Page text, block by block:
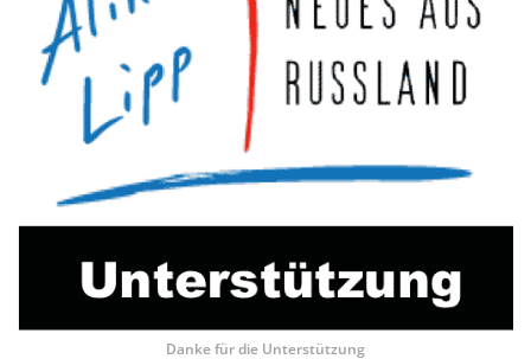
Danke für die Unterstützung